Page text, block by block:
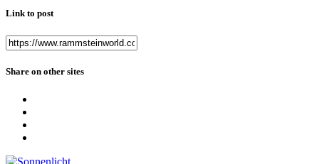
Link to post
Share on other sites